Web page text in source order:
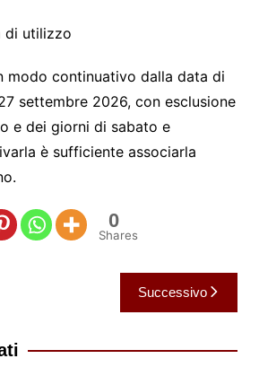
di utilizzo
modo continuativo dalla data di
settembre 2026, con esclusione
e dei giorni di sabato e
è sufficiente associarla
0
Shares
Successivo